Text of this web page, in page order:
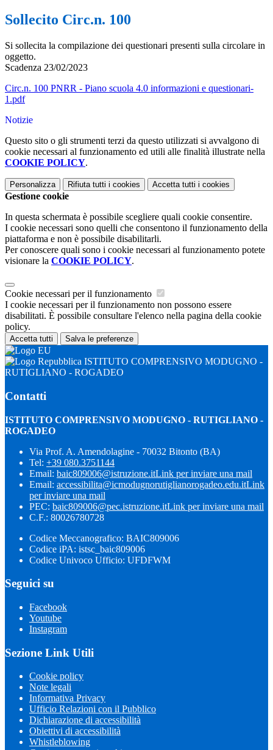
Sollecito Circ.n. 100
Si sollecita la compilazione dei questionari presenti sulla circolare in
oggetto.
Scadenza 23/02/2023
Circ.n. 100 PNRR - Piano scuola 4.0 informazioni e questionari-
1.pdf
Notizie
Questo sito o gli strumenti terzi da questo utilizzati si avvalgono di
cookie necessari al funzionamento ed utili alle finalità illustrate nella
COOKIE POLICY.
Personalizza Rifiuta tutti i cookies Accetta tutti i cookies
Gestione cookie
In questa schermata è possibile scegliere quali cookie consentire.
I cookie necessari sono quelli che consentono il funzionamento della
piattaforma e non è possibile disabilitarli.
Per conoscere quali sono i cookie necessari al funzionamento potete
visionare la COOKIE POLICY.
Cookie necessari per il funzionamento
I cookie necessari per il funzionamento non possono essere
disabilitati. È possibile consultare l'elenco nella pagina della cookie
policy.
Accetta tutti Salva le preferenze
ISTITUTO COMPRENSIVO MODUGNO -
RUTIGLIANO - ROGADEO
Contatti
ISTITUTO COMPRENSIVO MODUGNO - RUTIGLIANO -
ROGADEO
Via Prof. A. Amendolagine - 70032 Bitonto (BA)
Tel: +39 080.3751144
Email: baic809006@istruzione.itLink per inviare una mail
Email: accessibilita@icmodugnorutiglianorogadeo.edu.itLink
per inviare una mail
PEC: baic809006@pec.istruzione.itLink per inviare una mail
C.F.: 80026780728
Codice Meccanografico: BAIC809006
Codice iPA: istsc_baic809006
Codice Univoco Ufficio: UFDFWM
Seguici su
Facebook
Youtube
Instagram
Sezione Link Utili
Cookie policy
Note legali
Informativa Privacy
Ufficio Relazioni con il Pubblico
Dichiarazione di accessibilità
Obiettivi di accessibilità
Whistleblowing